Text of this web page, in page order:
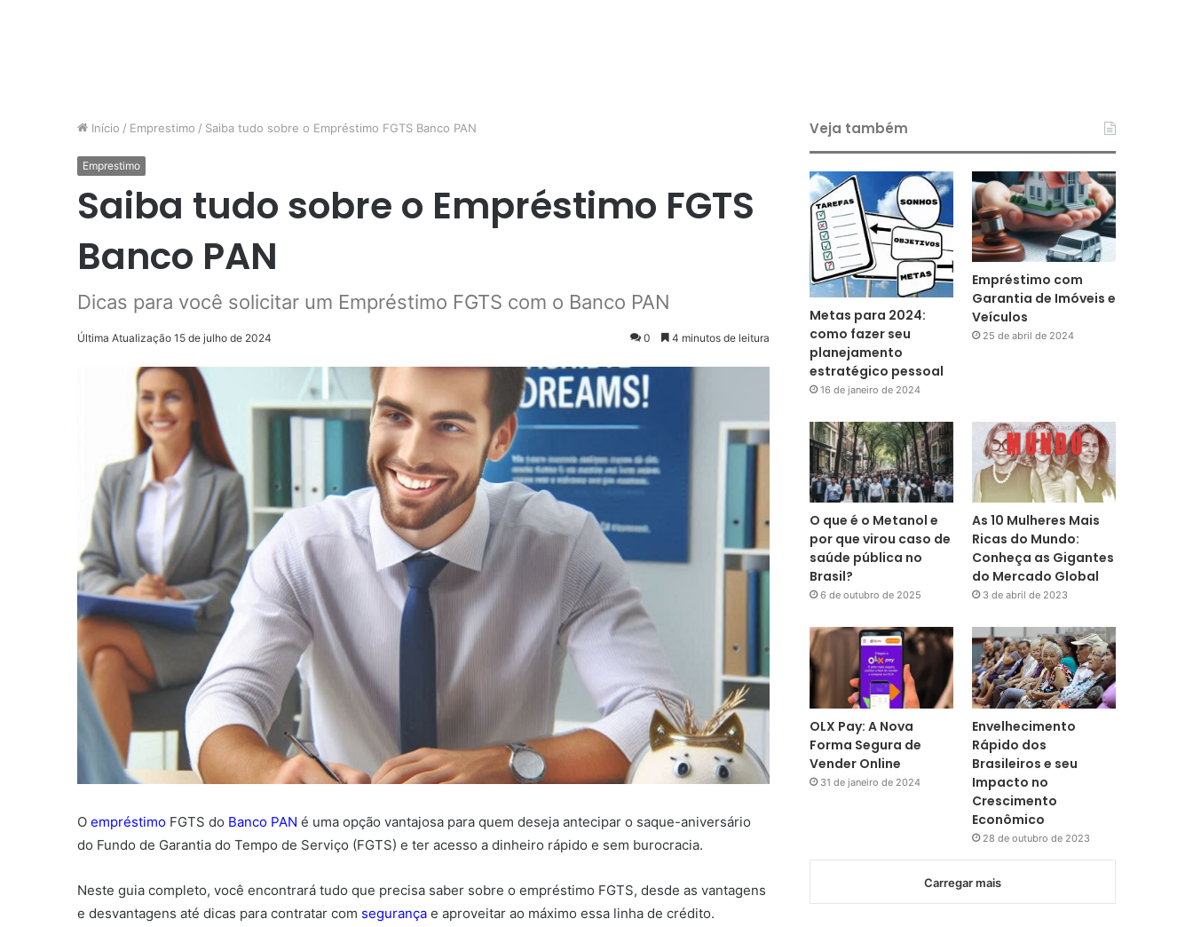
Início / Emprestimo / Saiba tudo sobre o Empréstimo FGTS Banco PAN
Emprestimo
Saiba tudo sobre o Empréstimo FGTS
Banco PAN
Dicas para você solicitar um Empréstimo FGTS com o Banco PAN
Última Atualização 15 de julho de 2024 0 4 minutos de leitura
O empréstimo FGTS do Banco PAN é uma opção vantajosa para quem deseja antecipar o saque-aniversário
do Fundo de Garantia do Tempo de Serviço (FGTS) e ter acesso a dinheiro rápido e sem burocracia.
Neste guia completo, você encontrará tudo que precisa saber sobre o empréstimo FGTS, desde as vantagens
e desvantagens até dicas para contratar com segurança e aproveitar ao máximo essa linha de crédito.
Veja também
Metas para 2024:
como fazer seu
planejamento
estratégico pessoal
16 de janeiro de 2024
Empréstimo com
Garantia de Imóveis e
Veículos
25 de abril de 2024
O que é o Metanol e
por que virou caso de
saúde pública no
Brasil?
6 de outubro de 2025
As 10 Mulheres Mais
Ricas do Mundo:
Conheça as Gigantes
do Mercado Global
3 de abril de 2023
OLX Pay: A Nova
Forma Segura de
Vender Online
31 de janeiro de 2024
Envelhecimento
Rápido dos
Brasileiros e seu
Impacto no
Crescimento
Econômico
28 de outubro de 2023
Carregar mais